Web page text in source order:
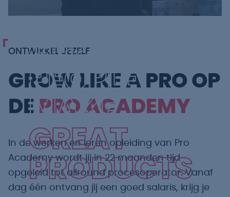
GREAT
PEOPLE
MAKE
GREAT
PRODUCTS
ONTWIKKEL JEZELF
GROW LIKE A PRO OP
DE PRO ACADEMY
In de werken en leren opleiding van Pro
Academy wordt jij in 22 maanden tijd
opgeleid tot allround procesoperator. Vanaf
dag één ontvang jij een goed salaris, krijg je